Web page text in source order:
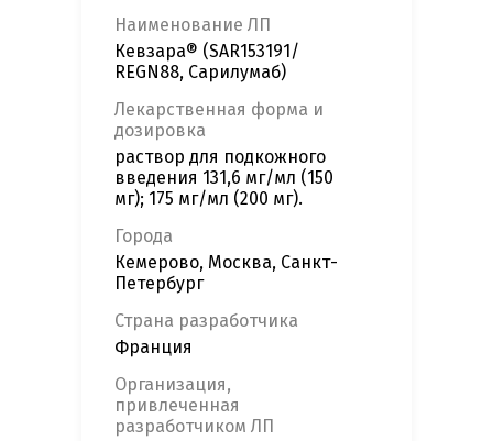
Наименование ЛП
Кевзара® (SAR153191/
REGN88, Сарилумаб)
Лекарственная форма и
дозировка
раствор для подкожного
введения 131,6 мг/мл (150
мг); 175 мг/мл (200 мг).
Города
Кемерово, Москва, Санкт-
Петербург
Страна разработчика
Франция
Организация,
привлеченная
разработчиком ЛП